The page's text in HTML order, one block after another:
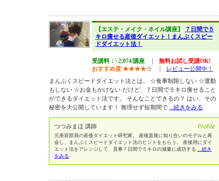
【エステ・メイク・ネイル講座】
７日間で５
キロ痩せる産後ダイエット！まんぷくスピー
ドダイエット法！
受講料：\ 2,074/講座
無料お試し受講OK!
おすすめ度 ★★★★☆
レビュー公開中！
まんぷくスピードダイエット法とは。 ☆食事制限しない ☆運動
もしない ☆お金もかけない だけど、７日間で５キロ痩せること
ができるダイエット法です。 そんなことできるの？ はい、その
秘密を大公開しています！ 無理せず短期間で ...続きをみる
つつみまほ 講師
元美容部員の産後ダイエット研究家。 産後直後に知り合いのモデルと再
会し、まんぷくスピードダイエット法のヒントをもらう。 産後用にダイ
エット法をアレンジして、見事７日間で５キロの減量に成功する
...続き
をみる